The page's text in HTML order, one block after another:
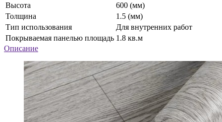
Высота
600 (мм)
Толщина
1.5 (мм)
Тип использования
Для внутренних работ
Покрываемая панелью площадь 1.8 кв.м
Описание